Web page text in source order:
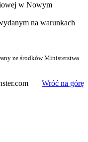
w Nowym
na warunkach
ze środków Ministerstwa
Wróć na górę